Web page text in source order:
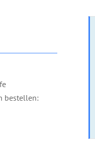
bestellen: